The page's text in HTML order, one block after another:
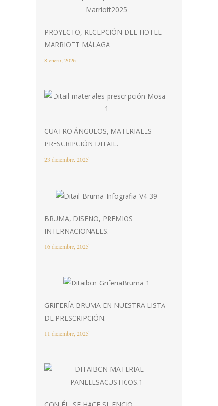
PROYECTO, RECEPCIÓN DEL HOTEL
MARRIOTT MÁLAGA
8 enero, 2026
CUATRO ÁNGULOS, MATERIALES
PRESCRIPCIÓN DITAIL.
23 diciembre, 2025
BRUMA, DISEÑO, PREMIOS
INTERNACIONALES.
16 diciembre, 2025
GRIFERÍA BRUMA EN NUESTRA LISTA
DE PRESCRIPCIÓN.
11 diciembre, 2025